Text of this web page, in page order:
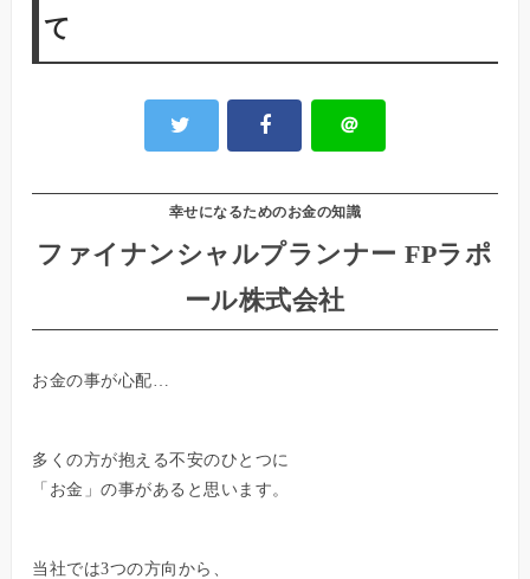
て
＠
幸せになるためのお金の知識
ファイナンシャルプランナー FPラポ
ール株式会社
お金の事が心配…
多くの方が抱える不安のひとつに
「お金」の事があると思います。
当社では3つの方向から、